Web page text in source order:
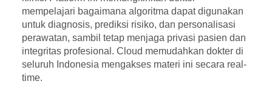
mempelajari bagaimana algoritma dapat digunakan
untuk diagnosis, prediksi risiko, dan personalisasi
perawatan, sambil tetap menjaga privasi pasien dan
integritas profesional. Cloud memudahkan dokter di
seluruh Indonesia mengakses materi ini secara real-
time.